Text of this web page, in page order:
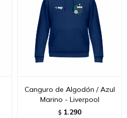
Canguro de Algodón / Azul
Marino - Liverpool
$ 1.290